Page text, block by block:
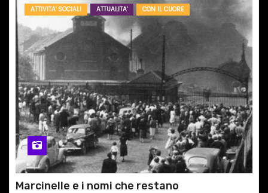
ATTIVITA' SOCIALI ATTUALITA' CON IL CUORE
Marcinelle e i nomi che restano